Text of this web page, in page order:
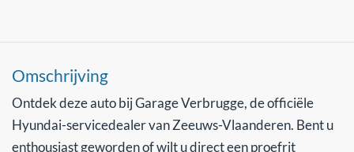
Omschrijving
Ontdek deze auto bij Garage Verbrugge, de officiële
Hyundai-servicedealer van Zeeuws-Vlaanderen. Bent u
enthousiast geworden of wilt u direct een proefrit